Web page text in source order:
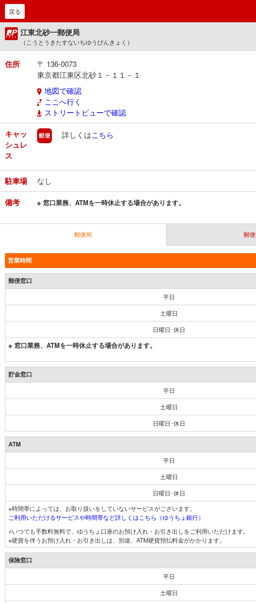
戻る
江東北砂一郵便局
（こうとうきたすないちゆうびんきょく）
住所
〒 136-0073
東京都江東区北砂１－１１－１
地図で確認
ここへ行く
ストリートビューで確認
キャッ
シュレ
ス
郵便
詳しくはこちら
駐車場 なし
備考 ※ 窓口業務、ATMを一時休止する場合があります。
郵便局 郵便
営業時間
郵便窓口
平日
土曜日
日曜日･休日
※ 窓口業務、ATMを一時休止する場合があります。
貯金窓口
平日
土曜日
日曜日･休日
ATM
平日
土曜日
日曜日･休日
※時間帯によっては、お取り扱いをしていないサービスがございます。
ご利用いただけるサービスや時間帯など詳しくはこちら（ゆうちょ銀行）
○いつでも手数料無料で、ゆうちょ口座のお預け入れ・お引き出しをご利用いただけます。
※硬貨を伴うお預け入れ・お引き出しは、別途、ATM硬貨預払料金がかかります。
保険窓口
平日
土曜日